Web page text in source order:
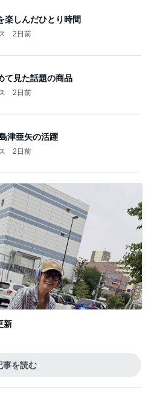
楽しんだひとり時間
2日前
て見た話題の商品
2日前
津亜矢の活躍
2日前
新
事を読む